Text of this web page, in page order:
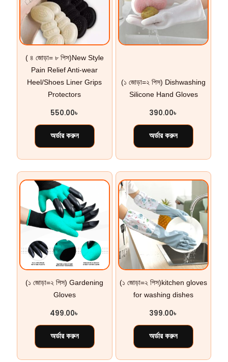
( ৪ জোড়া= ৮ পিস)New Style
Pain Relief Anti-wear
Heel/Shoes Liner Grips
Protectors
550.00৳
অর্ডার করুন
(১ জোড়া=২ পিস) Dishwashing
Silicone Hand Gloves
390.00৳
অর্ডার করুন
(১ জোড়া=২ পিস) Gardening
Gloves
499.00৳
অর্ডার করুন
(১ জোড়া=২ পিস)kitchen gloves
for washing dishes
399.00৳
অর্ডার করুন